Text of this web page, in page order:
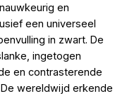
en
een universeel
in zwart. De
ingetogen
en contrasterende
wereldwijd erkende